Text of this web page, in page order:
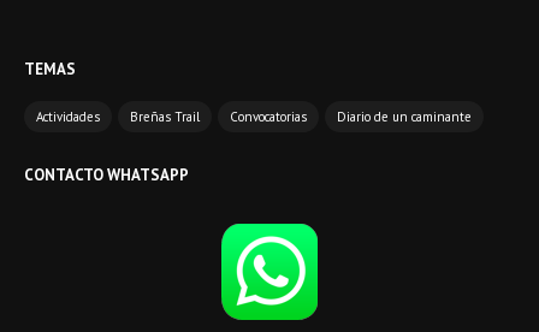
TEMAS
Actividades Breñas Trail Convocatorias Diario de un caminante
CONTACTO WHATSAPP